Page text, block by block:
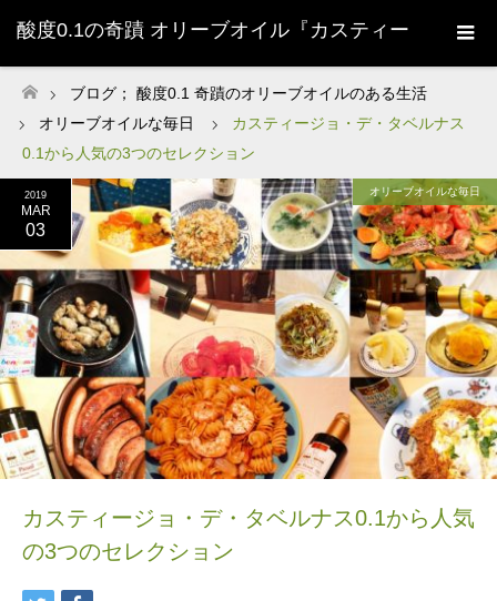
酸度0.1の奇蹟 オリーブオイル『カスティー
ジョ・デ・タベルナス0.1』株式会社清州
Sherry-
ホーム
ブログ； 酸度0.1 奇蹟のオリーブオイルのある生活
オリーブオイルな毎日
カスティージョ・デ・タベルナス
0.1から人気の3つのセレクション
2019
MAR
03
オリーブオイルな毎日
カスティージョ・デ・タベルナス0.1から人気
の3つのセレクション